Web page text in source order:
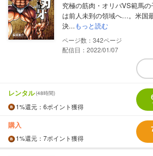
究極の筋肉・オリバVS範馬
は前人未到の領域へ…。米国
決...もっと読む
342
配信日：2022/01/07
レンタル(48時間)
1%還元 ：6ポイント獲得
購入
1%還元 ：7ポイント獲得